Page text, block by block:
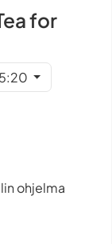
for
ohjelma